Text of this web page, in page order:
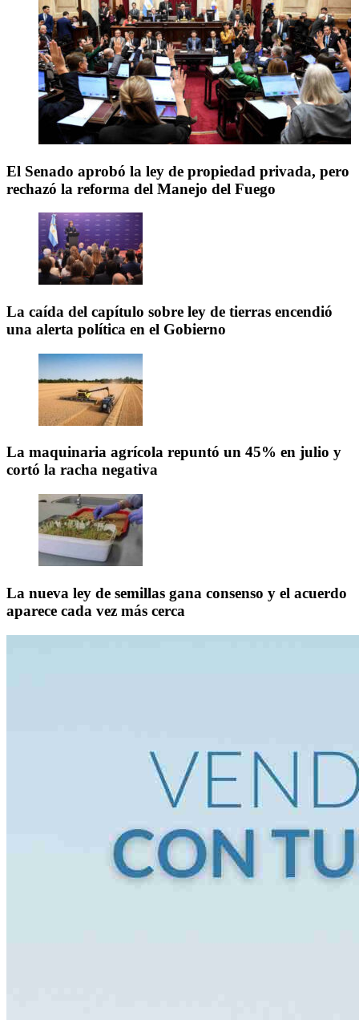
El Senado aprobó la ley de propiedad privada, pero
rechazó la reforma del Manejo del Fuego
La caída del capítulo sobre ley de tierras encendió
una alerta política en el Gobierno
La maquinaria agrícola repuntó un 45% en julio y
cortó la racha negativa
La nueva ley de semillas gana consenso y el acuerdo
aparece cada vez más cerca